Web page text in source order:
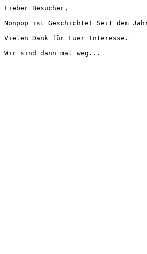
Lieber Besucher,
Nonpop ist Geschichte! Seit dem
Vielen Dank für Euer Interesse.
Wir sind dann mal weg...